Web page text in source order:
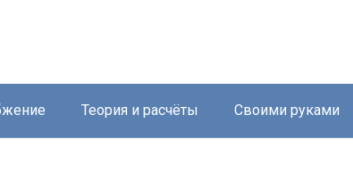
Теория и расчёты Своими руками